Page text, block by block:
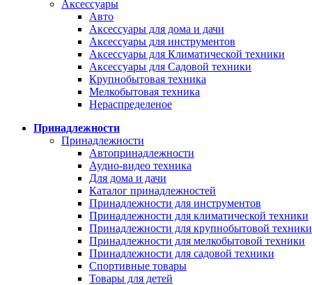
Аксессуары
Авто
Аксессуары для дома и дачи
Аксессуары для инструментов
Аксессуары для Климатической техники
Аксессуары для Садовой техники
Крупнобытовая техника
Мелкобытовая техника
Нераспределеное
Принадлежности
Принадлежности
Автопринадлежности
Аудио-видео техника
Для дома и дачи
Каталог принадлежностей
Принадлежности для инструментов
Принадлежности для климатической техники
Принадлежности для крупнобытовой техники
Принадлежности для мелкобытовой техники
Принадлежности для садовой техники
Спортивные товары
Товары для детей